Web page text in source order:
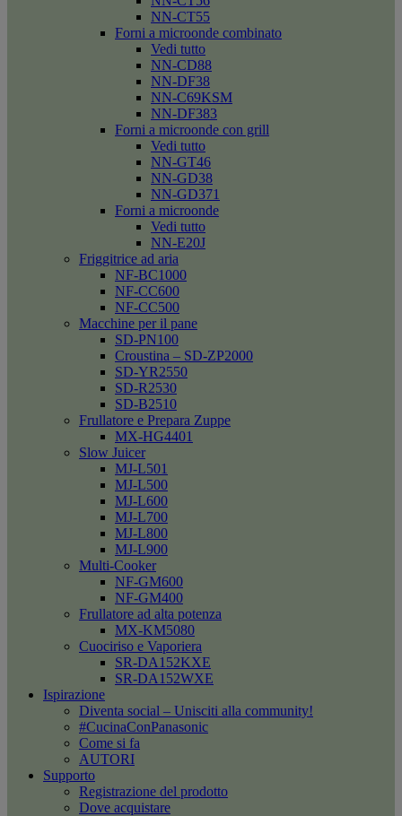
NN-CT55
Forni a microonde combinato
Vedi tutto
NN-CD88
NN-DF38
NN-C69KSM
NN-DF383
Forni a microonde con grill
Vedi tutto
NN-GT46
NN-GD38
NN-GD371
Forni a microonde
Vedi tutto
NN-E20J
Friggitrice ad aria
NF-BC1000
NF-CC600
NF-CC500
Macchine per il pane
SD-PN100
Croustina – SD-ZP2000
SD-YR2550
SD-R2530
SD-B2510
Frullatore e Prepara Zuppe
MX-HG4401
Slow Juicer
MJ-L501
MJ-L500
MJ-L600
MJ-L700
MJ-L800
MJ-L900
Multi-Cooker
NF-GM600
NF-GM400
Frullatore ad alta potenza
MX-KM5080
Cuociriso e Vaporiera
SR-DA152KXE
SR-DA152WXE
Ispirazione
Diventa social – Unisciti alla community!
#CucinaConPanasonic
Come si fa
AUTORI
Supporto
Registrazione del prodotto
Dove acquistare